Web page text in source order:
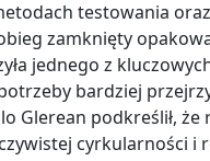
testowania oraz
zamknięty
jednego z
bardziej
Glerean podkreślił,
cyrkularności i